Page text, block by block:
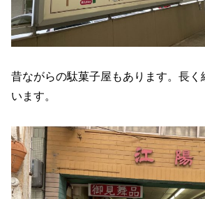
昔ながらの駄菓子屋もあります。長く
います。